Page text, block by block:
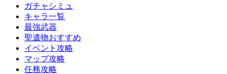
ガチャシミュ
キャラ一覧
最強武器
聖遺物おすすめ
イベント攻略
マップ攻略
任務攻略